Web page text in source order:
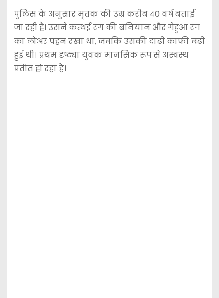
पुलिस के अनुसार मृतक की उम्र करीब 40 वर्ष बताई
जा रही है। उसने कत्थई रंग की बनियान और गेहुआ रंग
का लोअर पहन रखा था, जबकि उसकी दाढ़ी काफी बढ़ी
हुई थी। प्रथम दृष्ट्या युवक मानसिक रूप से अस्वस्थ
प्रतीत हो रहा है।